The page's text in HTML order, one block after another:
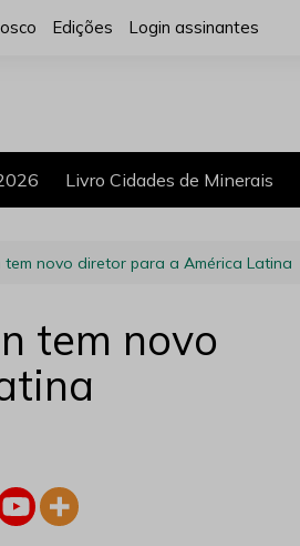
Edições Login assinantes
Livro Cidades de Minerais
novo diretor para a América Latina
tem novo